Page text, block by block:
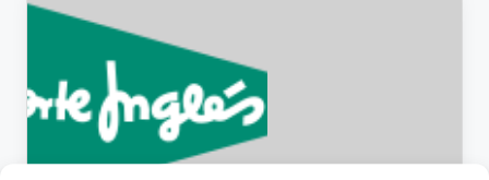
lt
n
g
.